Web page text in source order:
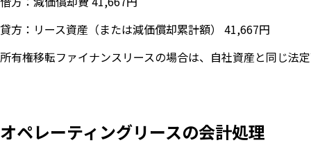
貸方：リース資産（または減価償却累計額） 41,667円
所有権移転ファイナンスリースの場合は、自社資産と同じ法
オペレーティングリースの会計処理